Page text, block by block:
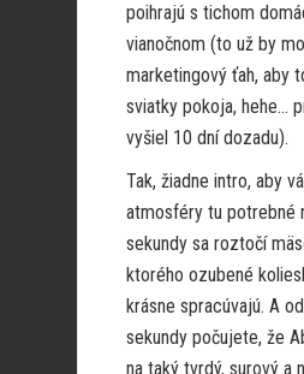
poihrajú s tichom
vianočnom (to už by
marketingový ťah, aby
sviatky pokoja, hehe…
vyšiel 10 dní dozadu).
Tak, žiadne intro, aby
atmosféry tu potrebné
sekundy sa roztočí
ktorého ozubené
krásne spracúvajú. A
sekundy počujete, že
na taký tvrdý, surový a